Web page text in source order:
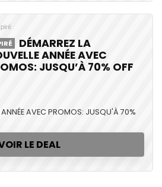
DÉMARREZ LA
ANNÉE AVEC
JUSQU’À 70% OFF
ANNÉE AVEC PROMOS: JUSQU'À 70%
LE DEAL